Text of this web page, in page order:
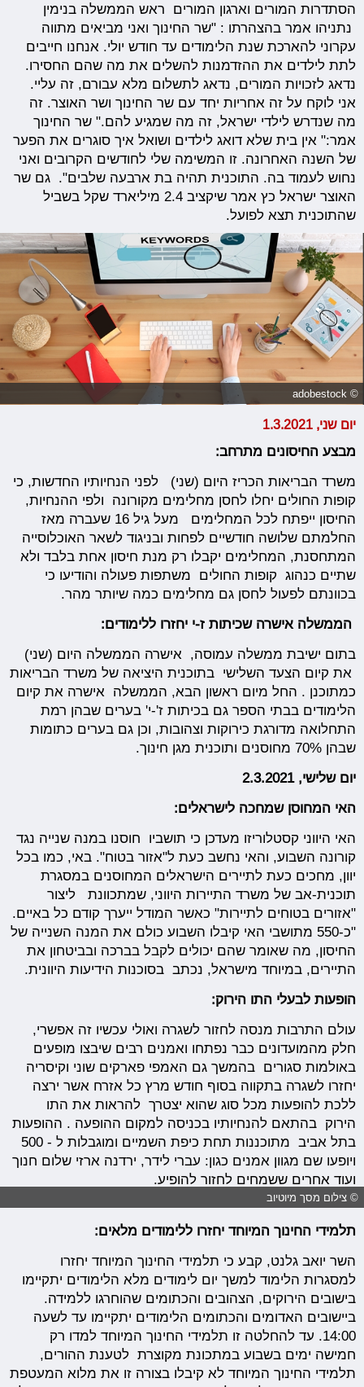
הסתדרות המורים וארגון המורים ראש הממשלה בנימין
נתניהו אמר בהצהרתו : "שר החינוך ואני מביאים מתווה
עקרוני להארכת שנת הלימודים עד חודש יולי. אנחנו חייבים
לתת לילדים את ההזדמנות להשלים את מה שהם החסירו.
נדאג לזכויות המורים, נדאג לתשלום מלא עבורם, זה עליי.
אני לוקח על זה אחריות יחד עם שר החינוך ושר האוצר. זה
מה שנדרש לילדי ישראל, זה מה שמגיע להם." שר החינוך
אמר:" אין בית שלא דואג לילדים ושואל איך סוגרים את הפער
של השנה האחרונה. זו המשימה שלי לחודשים הקרובים ואני
נחוש לעמוד בה. התוכנית תהיה בת ארבעה שלבים". גם שר
האוצר ישראל כץ אמר שיקציב 2.4 מיליארד שקל בשביל
שהתוכנית תצא לפועל.
© adobestock
יום שני, 1.3.2021
מבצע החיסונים מתרחב:
משרד הבריאות הכריז היום (שני) לפני הנחיותיו החדשות, כי
קופות החולים יחלו לחסן מחלימים מקורונה ולפי ההנחיות,
החיסון ייפתח לכל המחלימים מעל גיל 16 שעברה מאז
החלמתם שלושה חודשיים לפחות ובניגוד לשאר האוכלוסייה
המתחסנת, המחלימים יקבלו רק מנת חיסון אחת בלבד ולא
שתיים כנהוג קופות החולים משתפות פעולה והודיעו כי
בכוונתם לפעול לחסן גם מחלימים כמה שיותר מהר.
הממשלה אישרה שכיתות ז-י יחזרו ללימודים:
בתום ישיבת ממשלה עמוסה, אישרה הממשלה היום (שני)
את קיום הצעד השלישי בתוכנית היציאה של משרד הבריאות
כמתוכנן . החל מיום ראשון הבא, הממשלה אישרה את קיום
הלימודים בבתי הספר גם בכיתות ז'-י' בערים שבהן רמת
התחלואה מדורגת כירוקות וצהובות, וכן גם בערים כתומות
שבהן 70% מחוסנים ותוכנית מגן חינוך.
יום שלישי, 2.3.2021
האי המחוסן שמחכה לישראלים:
האי היווני קסטלוריזו מעדכן כי תושביו חוסנו במנה שנייה נגד
קורונה השבוע, והאי נחשב כעת ל"אזור בטוח". באי, כמו בכל
יוון, מחכים כעת לתיירים הישראלים המחוסנים במסגרת
תוכנית-אב של משרד התיירות היווני, שמתכוונת ליצור
"אזורים בטוחים לתיירות" כאשר המודל ייערך קודם כל באיים.
"כ-550 מתושבי האי קיבלו השבוע כולם את המנה השנייה של
החיסון, מה שאומר שהם יכולים לקבל בברכה ובביטחון את
התיירים, במיוחד מישראל, נכתב בסוכנות הידיעות היוונית.
הופעות לבעלי התו הירוק:
עולם התרבות מנסה לחזור לשגרה ואולי עכשיו זה אפשרי,
חלק מהמועדונים כבר נפתחו ואמנים רבים שיבצו מופעים
באולמות סגורים בהמשך גם האמפי פארקים שוני וקיסריה
יחזרו לשגרה בתקווה בסוף חודש מרץ כל אזרח אשר ירצה
ללכת להופעות מכל סוג שהוא יצטרך להראות את התו
הירוק בהתאם להנחיותיו בכניסה למקום ההופעה . ההופעות
ויופעו שם מגוון אמנים כגון: עברי לידר, ירדנה ארזי שלום חנוך
ועוד אחרים ששמחים לחזור להופיע.
© צילום מסך מיוטיוב
תלמידי החינוך המיוחד יחזרו ללימודים מלאים:
השר יואב גלנט, קבע כי תלמידי החינוך המיוחד יחזרו
למסגרות הלימוד למשך יום לימודים מלא הלימודים יתקיימו
בישובים הירוקים, הצהובים והכתומים שהוחרגו ללמידה.
ביישובים האדומים והכתומים הלימודים יתקיימו עד לשעה
14:00. עד להחלטה זו תלמידי החינוך המיוחד למדו רק
חמישה ימים בשבוע במתכונת מקוצרת לטענת ההורים,
תלמידי החינוך המיוחד לא קיבלו בצורה זו את מלוא המעטפת